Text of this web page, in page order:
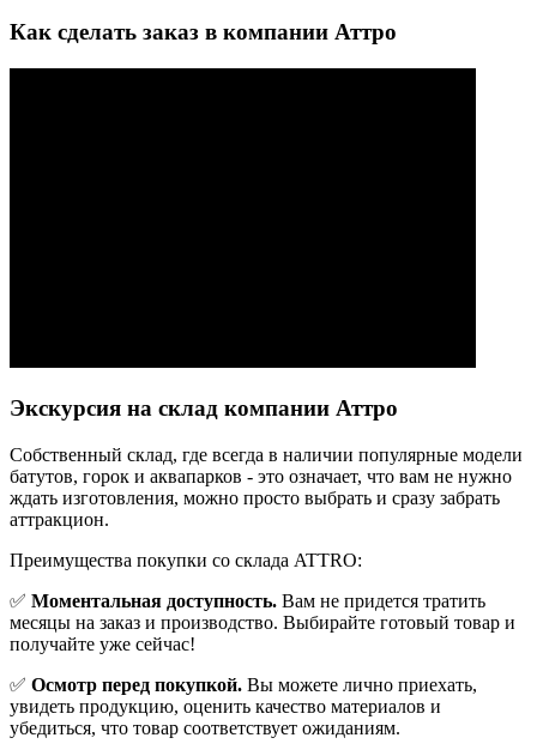
Как сделать заказ в компании Аттро
Экскурсия на склад компании Аттро
Cобственный склад, где всегда в наличии популярные модели
батутов, горок и аквапарков - это означает, что вам не нужно
ждать изготовления, можно просто выбрать и сразу забрать
аттракцион.
Преимущества покупки со склада ATTRO:
✅ Моментальная доступность. Вам не придется тратить
месяцы на заказ и производство. Выбирайте готовый товар и
получайте уже сейчас!
✅ Осмотр перед покупкой. Вы можете лично приехать,
увидеть продукцию, оценить качество материалов и
убедиться, что товар соответствует ожиданиям.